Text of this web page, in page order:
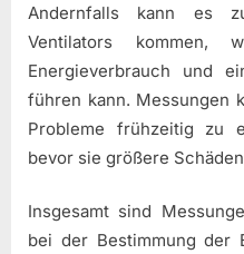
Andernfalls kann es
Ventilators kommen,
Energieverbrauch und
führen kann. Messungen
Probleme frühzeitig zu
bevor sie größere
Insgesamt sind
bei der Bestimmung der